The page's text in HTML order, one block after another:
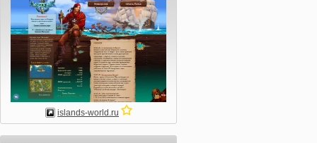
islands-world.ru